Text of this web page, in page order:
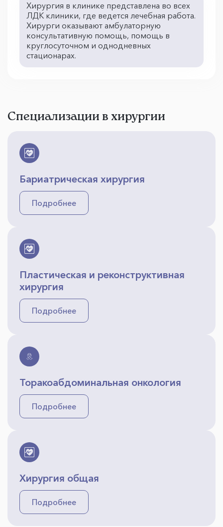
Хирургия в клинике представлена во всех
ЛДК клиники, где ведется лечебная работа.
Хирурги оказывают амбулаторную
консультативную помощь, помощь в
круглосуточном и однодневных
стационарах.
Специализации в хирургии
Бариатрическая хирургия
Подробнее
Пластическая и реконструктивная
хирургия
Подробнее
Торакоабдоминальная онкология
Подробнее
Хирургия общая
Подробнее